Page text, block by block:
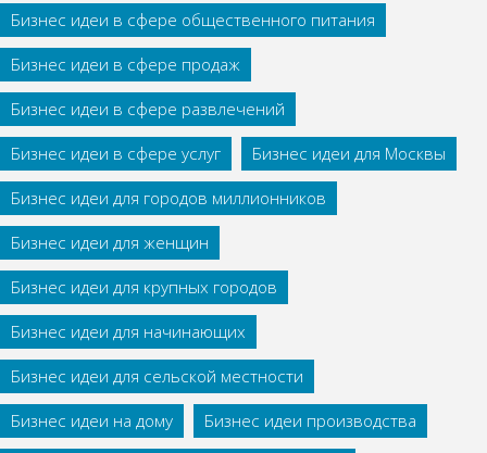
Бизнес идеи в сфере общественного питания
Бизнес идеи в сфере продаж
Бизнес идеи в сфере развлечений
Бизнес идеи в сфере услуг
Бизнес идеи для Москвы
Бизнес идеи для городов миллионников
Бизнес идеи для женщин
Бизнес идеи для крупных городов
Бизнес идеи для начинающих
Бизнес идеи для сельской местности
Бизнес идеи на дому
Бизнес идеи производства